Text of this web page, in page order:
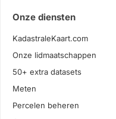
Onze diensten
KadastraleKaart.com
Onze lidmaatschappen
50+ extra datasets
Meten
Percelen beheren